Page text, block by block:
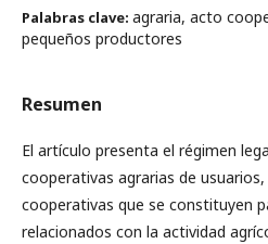
Palabras clave: agraria, acto
pequeños productores
Resumen
El artículo presenta el régimen
cooperativas agrarias de
cooperativas que se constituyen
relacionados con la actividad